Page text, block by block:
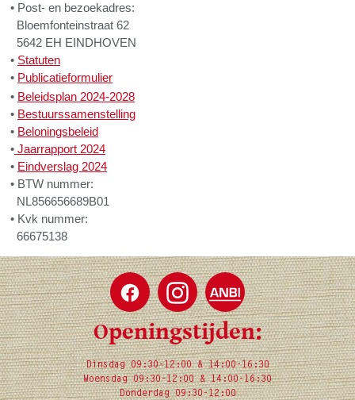
• Post- en bezoekadres:
Bloemfonteinstraat 62
5642 EH EINDHOVEN
• Statuten
• Publicatieformulier
• Beleidsplan 2024-2028
• Bestuurssamenstelling
• Beloningsbeleid
• Jaarrapport 2024
• Eindverslag 2024
• BTW nummer:
NL856656689B01
• Kvk nummer:
66675138
Openingstijden:
Dinsdag 09:30-12:00 & 14:00-16:30
Woensdag 09:30-12:00 & 14:00-16:30
Donderdag 09:30-12:00